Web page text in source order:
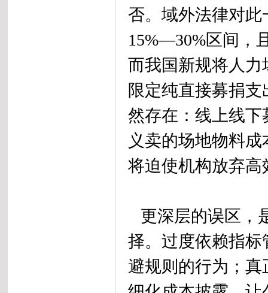
否。域外法律对
15%—30%区间，
而我国新规将人力
限定纯直接募捐
然存在：线上线
义卖的场地物料
将迫使机构放弃
更深层的误区，
择。过度依赖指
避规则的行为；